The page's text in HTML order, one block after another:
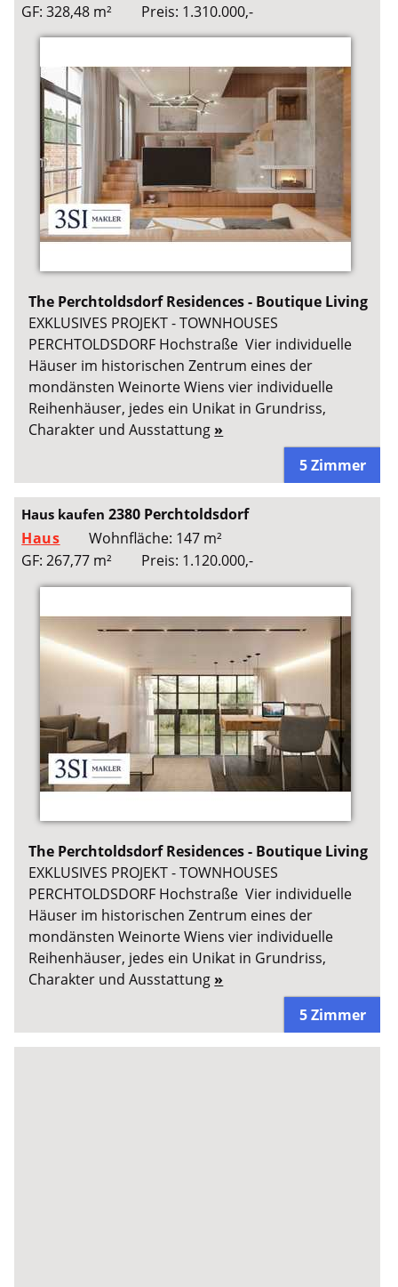
GF: 328,48 m²
Preis: 1.310.000,-
The Perchtoldsdorf Residences - Boutique Living
EXKLUSIVES PROJEKT - TOWNHOUSES
PERCHTOLDSDORF Hochstraße Vier individuelle
Häuser im historischen Zentrum eines der
mondänsten Weinorte Wiens vier individuelle
Reihenhäuser, jedes ein Unikat in Grundriss,
Charakter und Ausstattung »
5 Zimmer
Haus kaufen2380 Perchtoldsdorf
Haus
Wohnfläche: 147 m²
GF: 267,77 m²
Preis: 1.120.000,-
The Perchtoldsdorf Residences - Boutique Living
EXKLUSIVES PROJEKT - TOWNHOUSES
PERCHTOLDSDORF Hochstraße Vier individuelle
Häuser im historischen Zentrum eines der
mondänsten Weinorte Wiens vier individuelle
Reihenhäuser, jedes ein Unikat in Grundriss,
Charakter und Ausstattung »
5 Zimmer